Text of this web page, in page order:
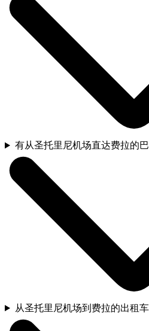
有从圣托里尼机场直达费拉的
从圣托里尼机场到费拉的出租